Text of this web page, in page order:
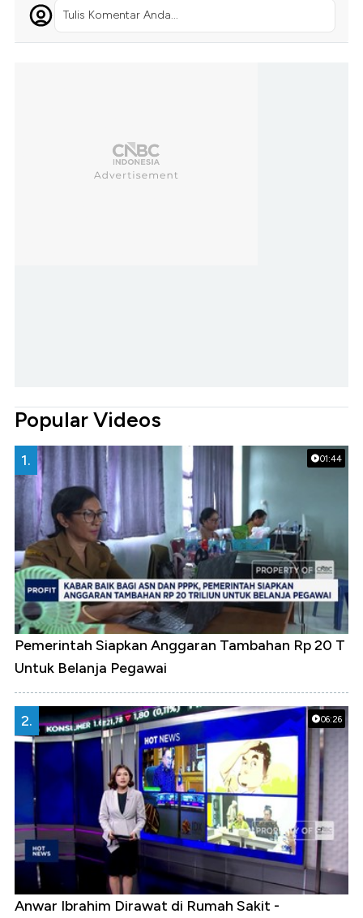
Tulis Komentar Anda...
Popular Videos
01:44
1.
Pemerintah Siapkan Anggaran Tambahan Rp 20 T
Untuk Belanja Pegawai
06:26
2.
Anwar Ibrahim Dirawat di Rumah Sakit -